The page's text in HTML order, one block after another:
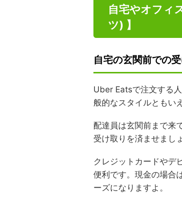
自宅やオフィ
ツ) 】
自宅の玄関前での
Uber Eatsで注文する
般的なスタイルともい
配達員は玄関前まで来
受け取りを済ませまし
クレジットカードやデ
便利です。現金の場合
ーズになりますよ。